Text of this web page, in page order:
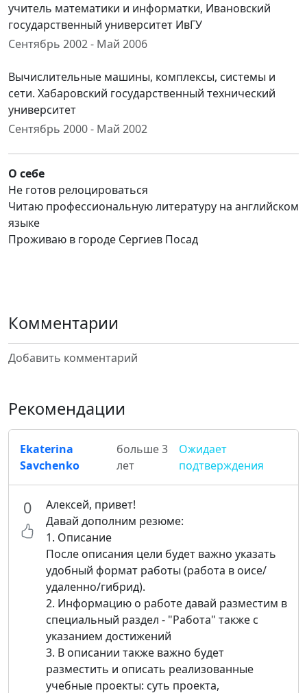
учитель математики и информатки, Ивановский
государственный университет ИвГУ
Сентябрь 2002 - Май 2006
Вычислительные машины, комплексы, системы и
сети. Хабаровский государственный технический
университет
Сентябрь 2000 - Май 2002
О себе
Не готов релоцироваться
Читаю профессиональную литературу на английском
языке
Проживаю в городе Сергиев Посад
Комментарии
Добавить комментарий
Рекомендации
Ekaterina
Savchenko
больше 3
лет
Ожидает
подтверждения
0
Алексей, привет!
Давай дополним резюме:
1. Описание
После описания цели будет важно указать
удобный формат работы (работа в оисе/
удаленно/гибрид).
2. Информацию о работе давай разместим в
специальный раздел - "Работа" также с
указанием достижений
3. В описании также важно будет
разместить и описать реализованные
учебные проекты: суть проекта,